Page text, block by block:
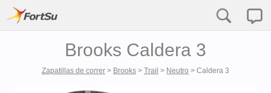
Brooks Caldera 3
Zapatillas de correr > Brooks > Trail > Neutro > Caldera 3